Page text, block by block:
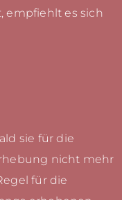
empfiehlt es sich
sie für die
nicht mehr
für die